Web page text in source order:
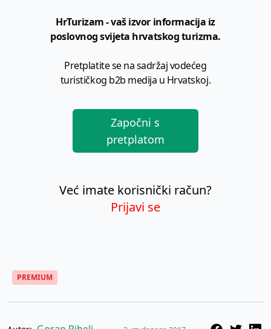
HrTurizam - vaš izvor informacija iz
poslovnog svijeta hrvatskog turizma.
Pretplatite se na sadržaj vodećeg
turističkog b2b medija u Hrvatskoj.
Započni s
pretplatom
Već imate korisnički račun?
Prijavi se
PREMIUM